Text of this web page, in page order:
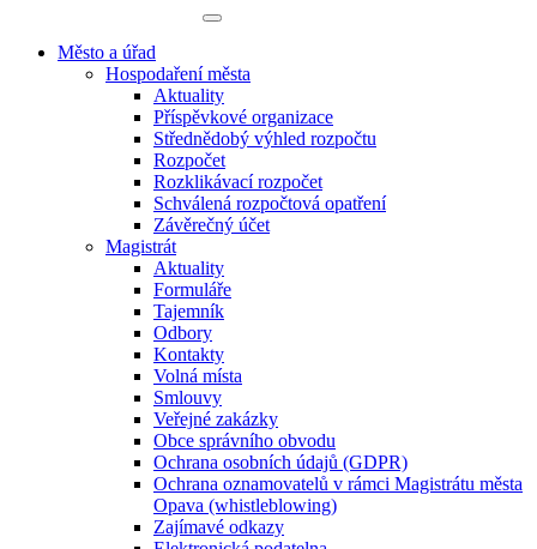
Město a úřad
Hospodaření města
Aktuality
Příspěvkové organizace
Střednědobý výhled rozpočtu
Rozpočet
Rozklikávací rozpočet
Schválená rozpočtová opatření
Závěrečný účet
Magistrát
Aktuality
Formuláře
Tajemník
Odbory
Kontakty
Volná místa
Smlouvy
Veřejné zakázky
Obce správního obvodu
Ochrana osobních údajů (GDPR)
Ochrana oznamovatelů v rámci Magistrátu města
Opava (whistleblowing)
Zajímavé odkazy